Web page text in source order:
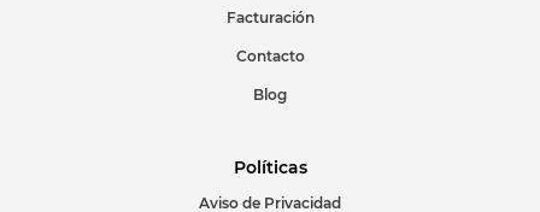
Facturación
Contacto
Blog
Políticas
Aviso de Privacidad